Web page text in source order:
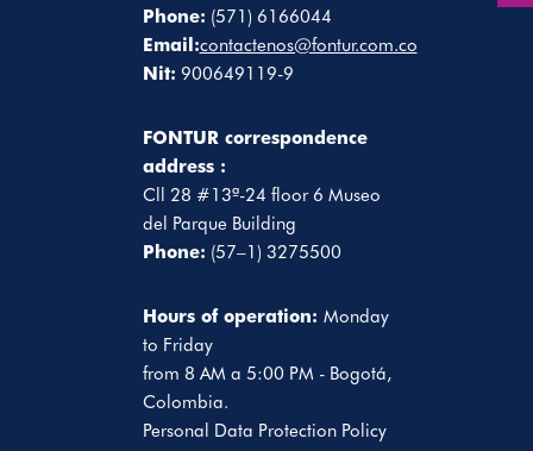
Phone: (571) 6166044
Email:contactenos@fontur.com.co
Nit: 900649119-9
FONTUR correspondence
address :
Cll 28 #13ª-24 floor 6 Museo
del Parque Building
Phone: (57–1) 3275500
Hours of operation: Monday
to Friday
from 8 AM a 5:00 PM - Bogotá,
Colombia.
Personal Data Protection Policy